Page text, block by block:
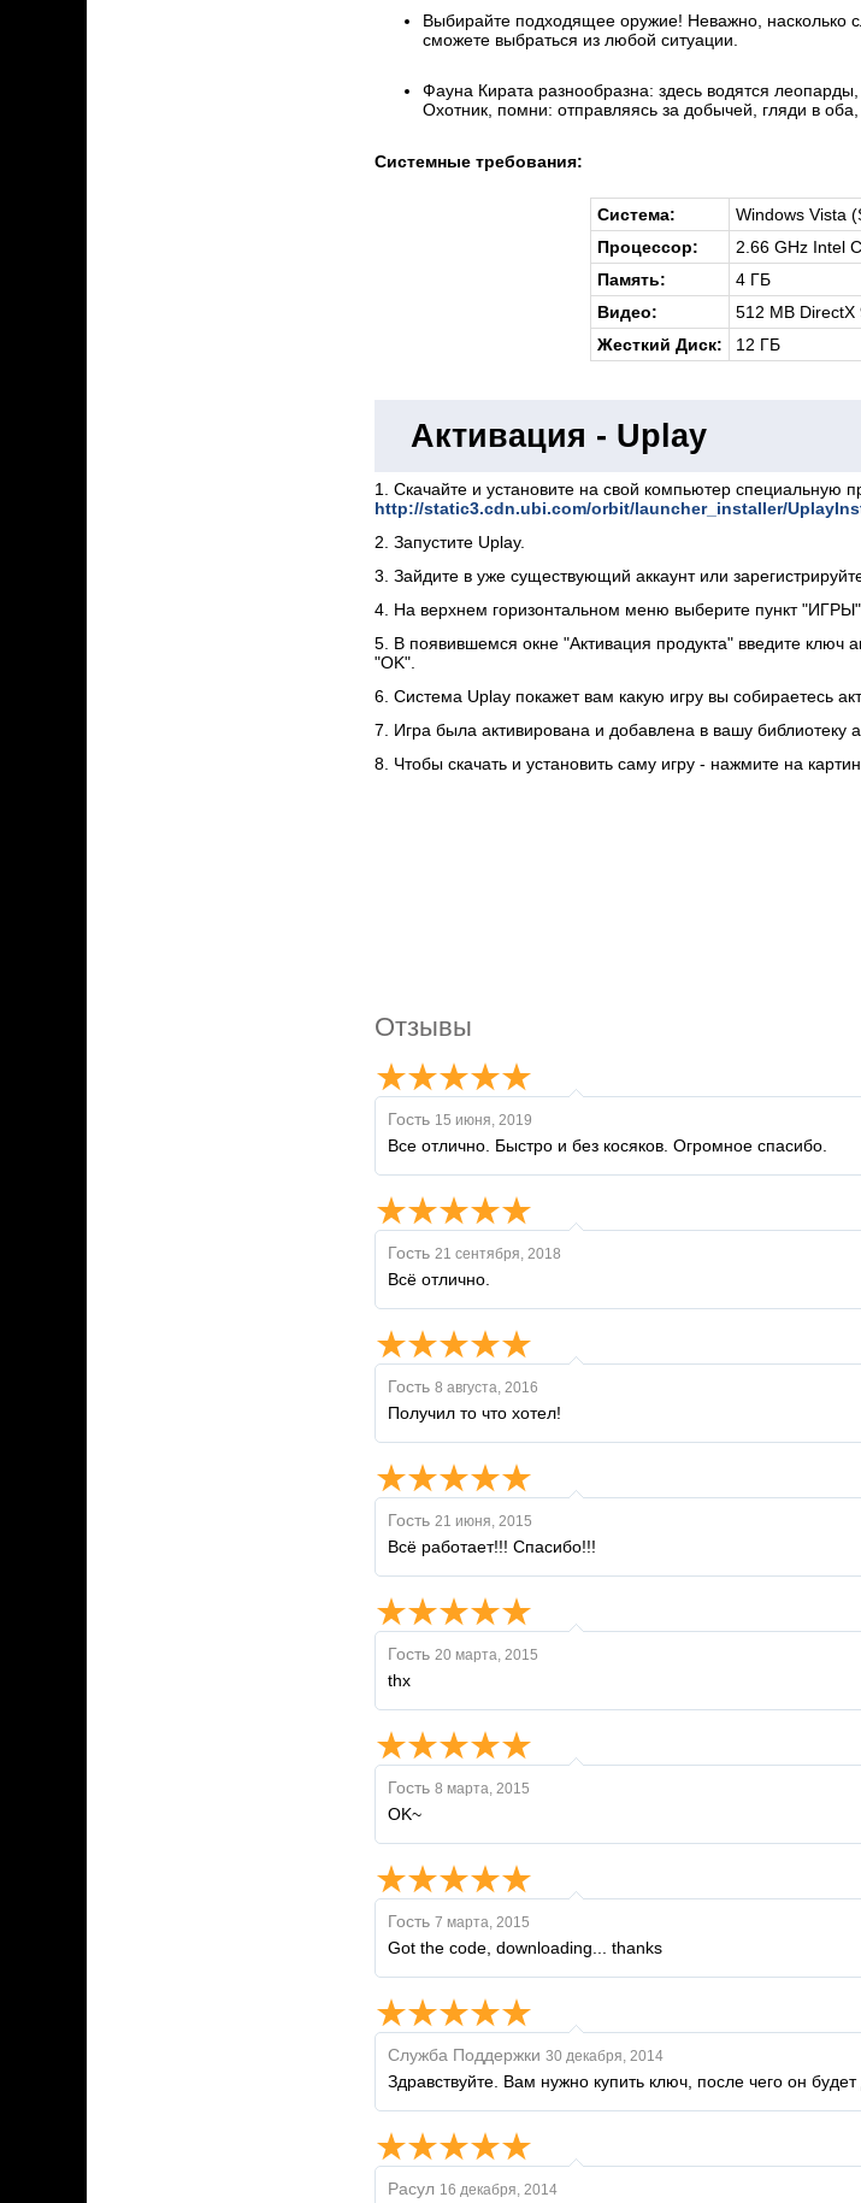
Выбирайте подходящее оружие! Неважно, насколько
сможете выбраться из любой ситуации.
Фауна Кирата разнообразна: здесь водятся
Охотник, помни: отправляясь за добычей, гляди в
Системные требования:
Система:
Windows Vista
Процессор:
2.66 GHz Intel
Память:
4 ГБ
Видео:
512 MB
Жесткий Диск:
12 ГБ
Активация - Uplay
1. Скачайте и установите на свой компьютер специальную
http://static3.cdn.ubi.com/orbit/launcher_installer/
2. Запустите Uplay.
3. Зайдите в уже существующий аккаунт или
4. На верхнем горизонтальном меню выберите пункт "ИГРЫ"
5. В появившемся окне "Активация продукта" введите ключ
"OK".
6. Cистема Uplay покажет вам какую игру вы собираетесь
7. Игра была активирована и добавлена в вашу библиотеку
8. Чтобы скачать и установить саму игру - нажмите на
Отзывы
Гость 15 июня, 2019
Все отлично. Быстро и без косяков. Огромное спасибо.
Гость 21 сентября, 2018
Всё отлично.
Гость 8 августа, 2016
Получил то что хотел!
Гость 21 июня, 2015
Всё работает!!! Спасибо!!!
Гость 20 марта, 2015
thx
Гость 8 марта, 2015
OK~
Гость 7 марта, 2015
Got the code, downloading... thanks
Служба Поддержки 30 декабря, 2014
Здравствуйте. Вам нужно купить ключ, после чего он
Расул 16 декабря, 2014